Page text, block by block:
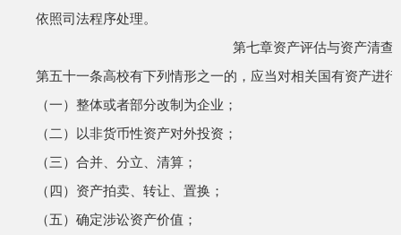
依照司法程序处理。
第七章资产评估与资产清查
第五十一条高校有下列情形之一的，应当对相关国有资产进
（一）整体或者部分改制为企业；
（二）以非货币性资产对外投资；
（三）合并、分立、清算；
（四）资产拍卖、转让、置换；
（五）确定涉讼资产价值；